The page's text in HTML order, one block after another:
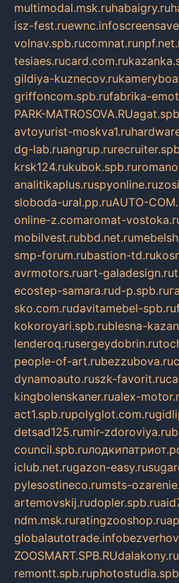
multimodal.msk.ruhabaigry.ru
isz-fest.ruewnc.info
volnav.spb.rucomnat.ru
tesiaes.rucard.com.ru
gildiya-kuznecov.ru
griffoncom.spb.rufabrika-
PARK-MATROSOVA.RU
avtoyurist-moskva1.ru
dg-lab.ruangrup.ru
krsk124.rukubok.spb.ru
analitikaplus.ruspyonline.ru
sloboda-ural.pp.ruAUTO-
online-z.comaromat-
mobilvest.rubbd.net.ru
smp-forum.rubastion-td.ru
avrmotors.ruart-galadesign.ru
ecostep-samara.rud-p.spb.ru
sko.com.rudavitamebel-spb.ru
kokoroyari.spb.rublesna-
lenderoq.rusergeydobrin.ru
people-of-art.rubezzubova.ru
dynamoauto.ruszk-favorit.ru
kingbolenskaner.rualex-
act1.spb.rupolyglot.com.ru
detsad125.rumir-zdoroviya.ru
council.spb.ru
iclub.net.rugazon-easy.ru
pylesostineco.rumsts-
artemovskij.rudopler.spb.ru
ndm.msk.ruratingzooshop.ru
globalautotrade.info
ZOOSMART.SPB.RUdalakony.ru
remontt.spb.ru